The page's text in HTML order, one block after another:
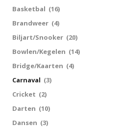
Basketbal (16)
Brandweer (4)
Biljart/Snooker (20)
Bowlen/Kegelen (14)
Bridge/Kaarten (4)
Carnaval (3)
Cricket (2)
Darten (10)
Dansen (3)